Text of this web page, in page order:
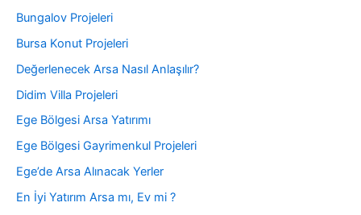
Bungalov Projeleri
Bursa Konut Projeleri
Değerlenecek Arsa Nasıl Anlaşılır?
Didim Villa Projeleri
Ege Bölgesi Arsa Yatırımı
Ege Bölgesi Gayrimenkul Projeleri
Ege’de Arsa Alınacak Yerler
En İyi Yatırım Arsa mı, Ev mi ?